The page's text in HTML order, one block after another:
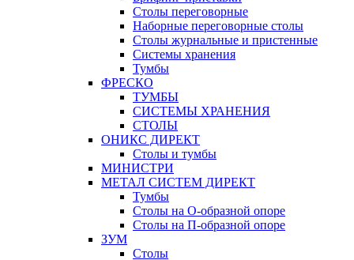
Столы переговорные
Наборные переговорные столы
Столы журнальные и пристенные
Системы хранения
Тумбы
ФРЕСКО
ТУМБЫ
СИСТЕМЫ ХРАНЕНИЯ
СТОЛЫ
ОНИКС ДИРЕКТ
Столы и тумбы
МИНИСТРИ
МЕТАЛ СИСТЕМ ДИРЕКТ
Тумбы
Столы на О-образной опоре
Столы на П-образной опоре
ЗУМ
Столы